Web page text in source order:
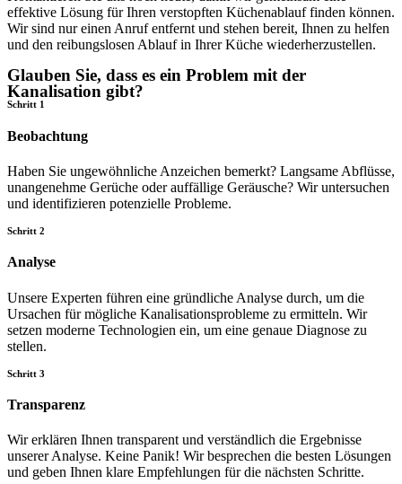
effektive Lösung für Ihren verstopften Küchenablauf finden können.
Wir sind nur einen Anruf entfernt und stehen bereit, Ihnen zu helfen
und den reibungslosen Ablauf in Ihrer Küche wiederherzustellen.
Glauben Sie, dass es ein Problem mit der
Kanalisation gibt?
Schritt 1
Beobachtung
Haben Sie ungewöhnliche Anzeichen bemerkt? Langsame Abflüsse,
unangenehme Gerüche oder auffällige Geräusche? Wir untersuchen
und identifizieren potenzielle Probleme.
Schritt 2
Analyse
Unsere Experten führen eine gründliche Analyse durch, um die
Ursachen für mögliche Kanalisationsprobleme zu ermitteln. Wir
setzen moderne Technologien ein, um eine genaue Diagnose zu
stellen.
Schritt 3
Transparenz
Wir erklären Ihnen transparent und verständlich die Ergebnisse
unserer Analyse. Keine Panik! Wir besprechen die besten Lösungen
und geben Ihnen klare Empfehlungen für die nächsten Schritte.